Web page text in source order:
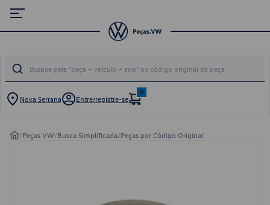
Nova Serrana Entre/registre-se
0
/Peças VW/Busca Simplificada/Peças por Código Original